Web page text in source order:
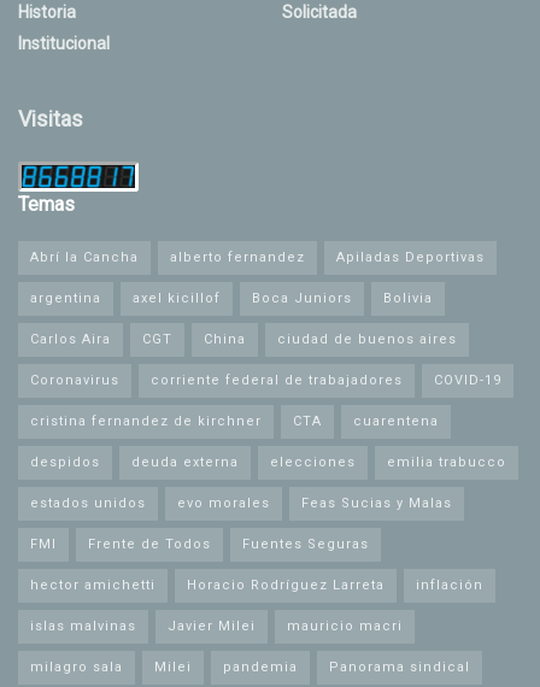
Historia
Institucional
Solicitada
Visitas
Temas
Abrí la Cancha alberto fernandez Apiladas Deportivas
argentina axel kicillof Boca Juniors Bolivia
Carlos Aira CGT China ciudad de buenos aires
Coronavirus corriente federal de trabajadores COVID-19
cristina fernandez de kirchner CTA cuarentena
despidos deuda externa elecciones emilia trabucco
estados unidos evo morales Feas Sucias y Malas
FMI Frente de Todos Fuentes Seguras
hector amichetti Horacio Rodríguez Larreta inflación
islas malvinas Javier Milei mauricio macri
milagro sala Milei pandemia Panorama sindical